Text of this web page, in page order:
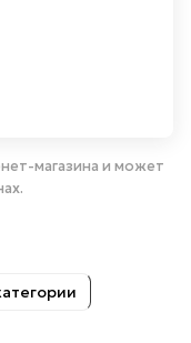
магазина и может